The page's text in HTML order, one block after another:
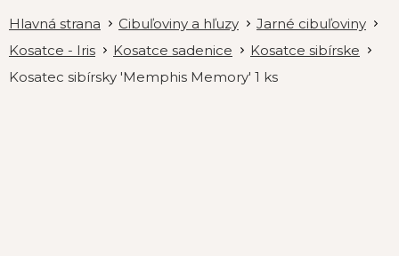
Cibuľoviny a hľuzy
Jarné cibuľoviny
Kosatce - Iris
Kosatce sadenice
Kosatce sibírske
Kosatec sibírsky 'Memphis Memory' 1 ks